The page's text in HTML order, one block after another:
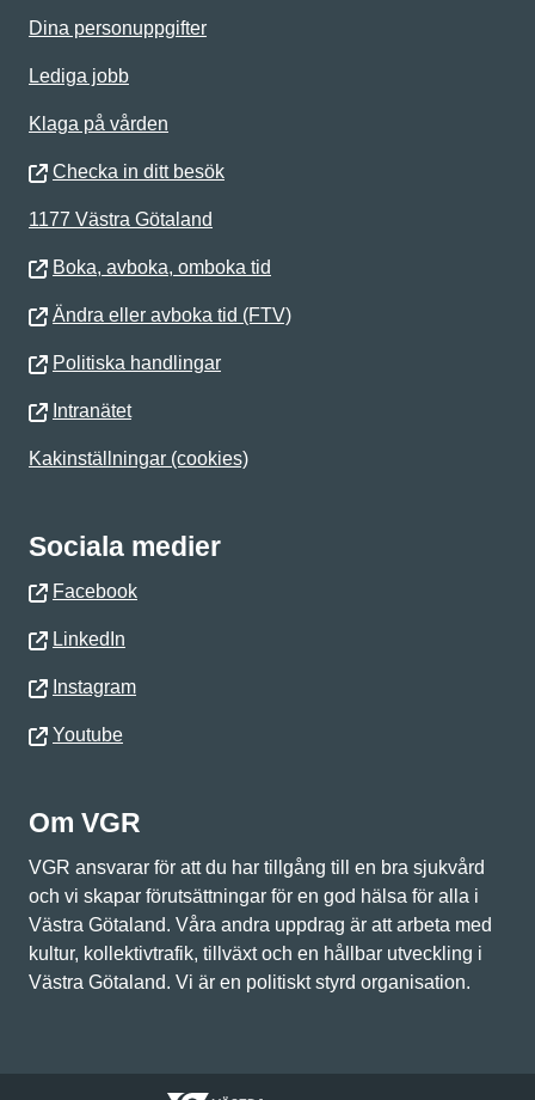
Dina personuppgifter
Lediga jobb
Klaga på vården
Checka in ditt besök
1177 Västra Götaland
Boka, avboka, omboka tid
Ändra eller avboka tid (FTV)
Politiska handlingar
Intranätet
Kakinställningar (cookies)
Sociala medier
Facebook
LinkedIn
Instagram
Youtube
Om VGR
VGR ansvarar för att du har tillgång till en bra sjukvård
och vi skapar förutsättningar för en god hälsa för alla i
Västra Götaland. Våra andra uppdrag är att arbeta med
kultur, kollektivtrafik, tillväxt och en hållbar utveckling i
Västra Götaland. Vi är en politiskt styrd organisation.